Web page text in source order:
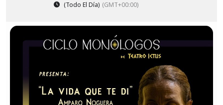
(Todo El Día) (GMT+00:00)